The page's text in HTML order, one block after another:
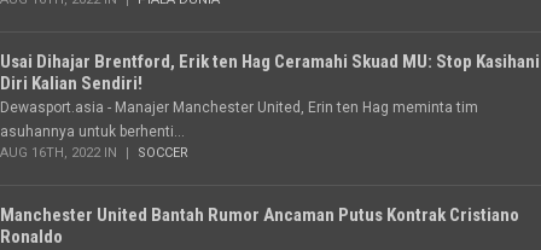
Usai Dihajar Brentford, Erik ten Hag Ceramahi Skuad MU: Stop Kasihani
Diri Kalian Sendiri!
Dewasport.asia - Manajer Manchester United, Erin ten Hag meminta tim
asuhannya untuk berhenti...
AUG 16TH, 2022 IN SOCCER
Manchester United Bantah Rumor Ancaman Putus Kontrak Cristiano
Ronaldo